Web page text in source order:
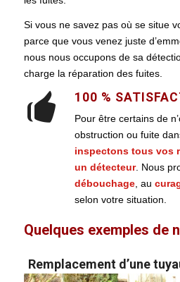
Si vous ne savez pas où se situe
parce que vous venez juste
nous nous occupons de sa
charge la réparation des fuites.
100 %
Pour être certains de
obstruction ou fuite
inspectons tous vos
un détecteur. Nous
débouchage, au
selon votre situation.
Quelques exemples de
Remplacement d’une